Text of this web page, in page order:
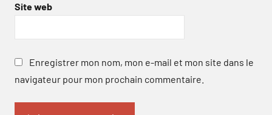
Site web
Enregistrer mon nom, mon e-mail et mon site dans le
navigateur pour mon prochain commentaire.